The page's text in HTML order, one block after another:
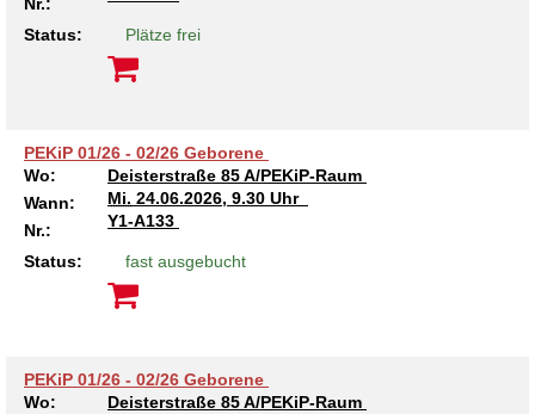
Status: Plätze frei
PEKiP 01/26 - 02/26 Geborene
Wo:
Deisterstraße 85 A/PEKiP-Raum
Wann:
Mi. 24.06.2026, 9.30 Uhr
Nr.:
Y1-A133
Status: fast ausgebucht
PEKiP 01/26 - 02/26 Geborene
Wo:
Deisterstraße 85 A/PEKiP-Raum